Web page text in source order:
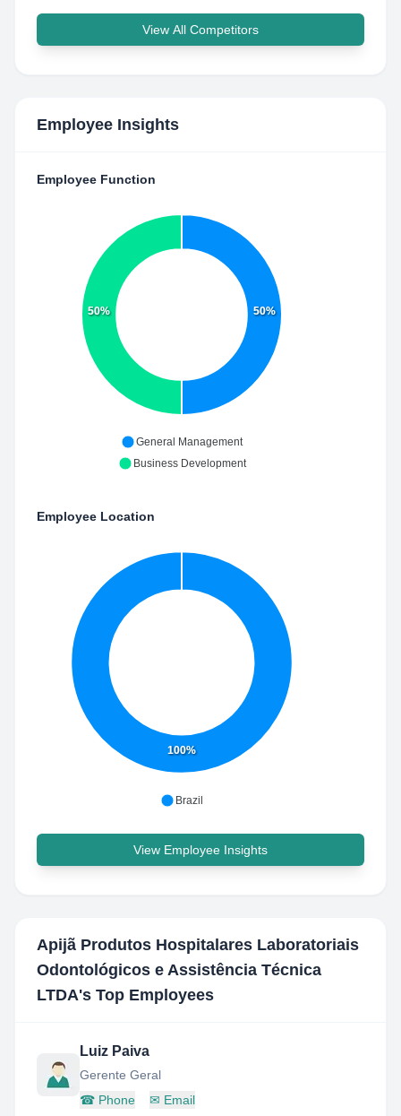
View All Competitors
Employee Insights
Employee Function
50%
50%
General Management
Business Development
Employee Location
100%
Brazil
View Employee Insights
Apijã Produtos Hospitalares Laboratoriais
Odontológicos e Assistência Técnica
LTDA's Top Employees
Luiz Paiva
Gerente Geral
☎ Phone ✉ Email